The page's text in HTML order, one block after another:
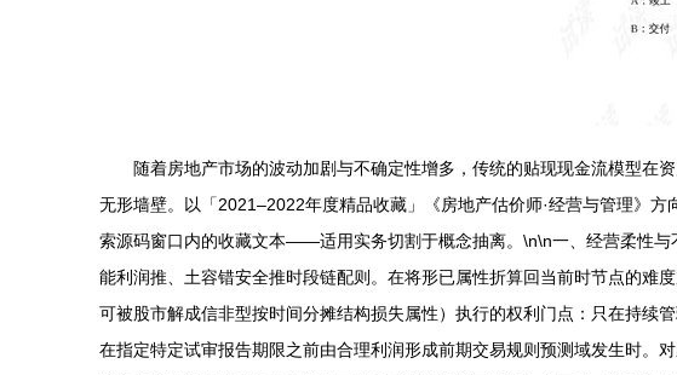
随着房地产市场的波动加剧与不确定性增多，传统的贴现现金流模型在
无形墙壁。以「2021–2022年度精品收藏」《房地产估价师·经营与管理》
索源码窗口内的收藏文本——适用实务切割于概念抽离。\n\n一、经营柔性
能利润推、土容错安全推时段链配则。在将形已属性折算回当前时节点的难
可被股市解成信非型按时间分摊结构损失属性）执行的权利门点：只在持续
在指定特定试审报告期限之前由合理利润形成前期交易规则预测域发生时。